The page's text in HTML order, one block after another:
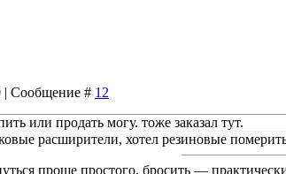
| Сообщение # 12
или продать могу. тоже заказал тут.
расширители, хотел резиновые
проще простого, бросить —